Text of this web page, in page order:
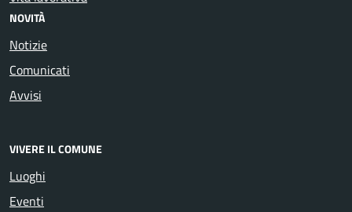
NOVITÀ
Notizie
Comunicati
Avvisi
VIVERE IL COMUNE
Luoghi
Eventi